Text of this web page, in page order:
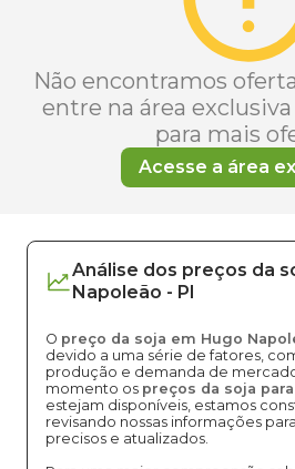
Não encontramos
entre na área exclusiva
para mais
Acesse a área
Análise dos preços da
Napoleão - PI
O preço da soja em Hugo
devido a uma série de fatores,
produção e demanda de
momento os preços da soja
estejam disponíveis, estamos
revisando nossas informações
precisos e atualizados.